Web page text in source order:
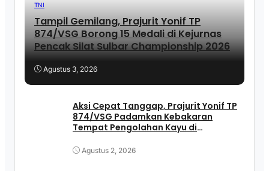
TNI
Tampil Gemilang, Prajurit Yonif TP
874/VSG Borong 15 Medali di Kejurnas
Pencak Silat Sulbar Championship 2026
Agustus 3, 2026
Aksi Cepat Tanggap, Prajurit Yonif TP
874/VSG Padamkan Kebakaran
Tempat Pengolahan Kayu di
Agustus 2, 2026